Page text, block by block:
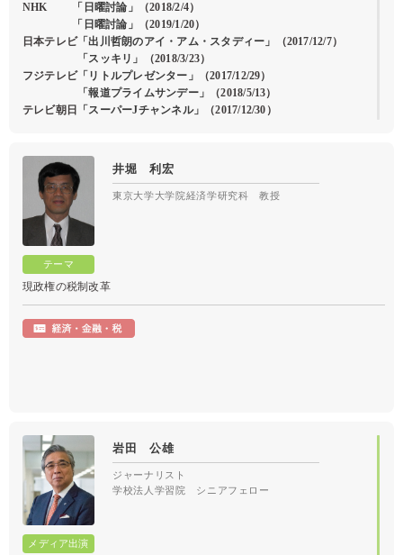
NHK 「日曜討論」
（2018/2/4）
「日曜討論」
（2019/1/20）
日本テレビ「出川哲朗のアイ・アム・スタディー」
（2017/12/7）
「スッキリ」
（2018/3/23）
フジテレビ「リトルプレゼンター」
（2017/12/29）
「報道プライムサンデー」
（2018/5/13）
テレビ朝日
「スーパーJチャンネル」
（2017/12/30）
日本テレビ
「カズレーザーと学ぶ。」
「人工知能は未来の雇用・経済をどう変えるか」
当社専属講師
です。
日経ビジネスで「次代を創る100人 2017」に選ばれた。
⼤変稀有な経済の側⾯から⾒たAI（⼈⼯知能）の講演で内容 はとても
井堀 利宏
東京大学大学院経済学研究科 教授
現政権の税制改革
岩田 公雄
ジャーナリスト
学校法人学習院 シニアフェロー